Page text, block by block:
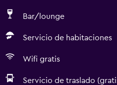
Bar/lounge
Servicio de habitaciones
Wifi gratis
Servicio de traslado